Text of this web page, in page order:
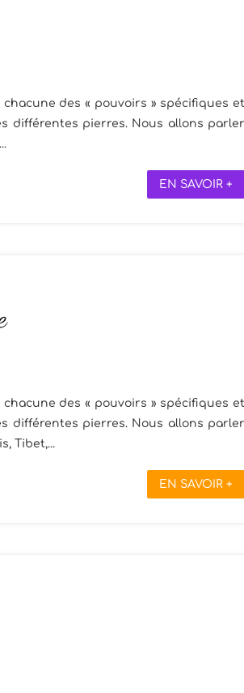
des « pouvoirs » spécifiques
différentes pierres. Nous allons
EN SAVOIR +
des « pouvoirs » spécifiques
différentes pierres. Nous allons
Tibet,...
EN SAVOIR +